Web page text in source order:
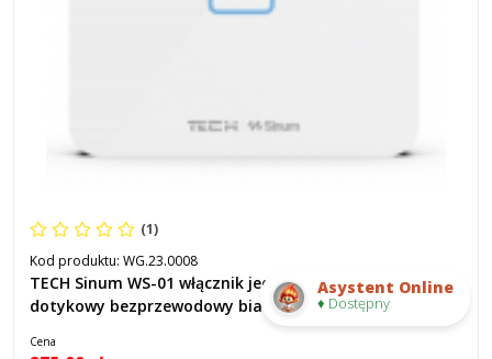
Asystent Online
♦ Dostępny
(1)
Kod produktu: WG.23.0008
TECH Sinum WS-01 włącznik jednopolowy szklany
dotykowy bezprzewodowy biały kod WG.23.0008
Cena